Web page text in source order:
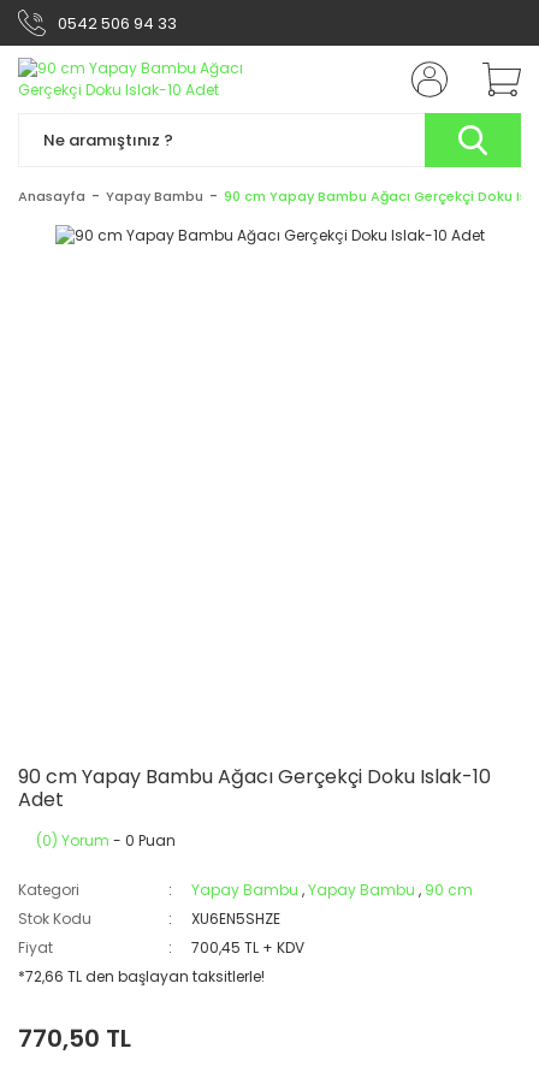
0542 506 94 33
Anasayfa Yapay Bambu 90 cm Yapay Bambu Ağacı Gerçekçi Doku
90 cm Yapay Bambu Ağacı Gerçekçi Doku Islak-10
Adet
(0) Yorum - 0 Puan
Kategori Yapay Bambu ,Yapay Bambu , 90 cm
Stok Kodu
XU6EN5SHZE
Fiyat
700,45 TL + KDV
*72,66 TL den başlayan taksitlerle!
770,50 TL